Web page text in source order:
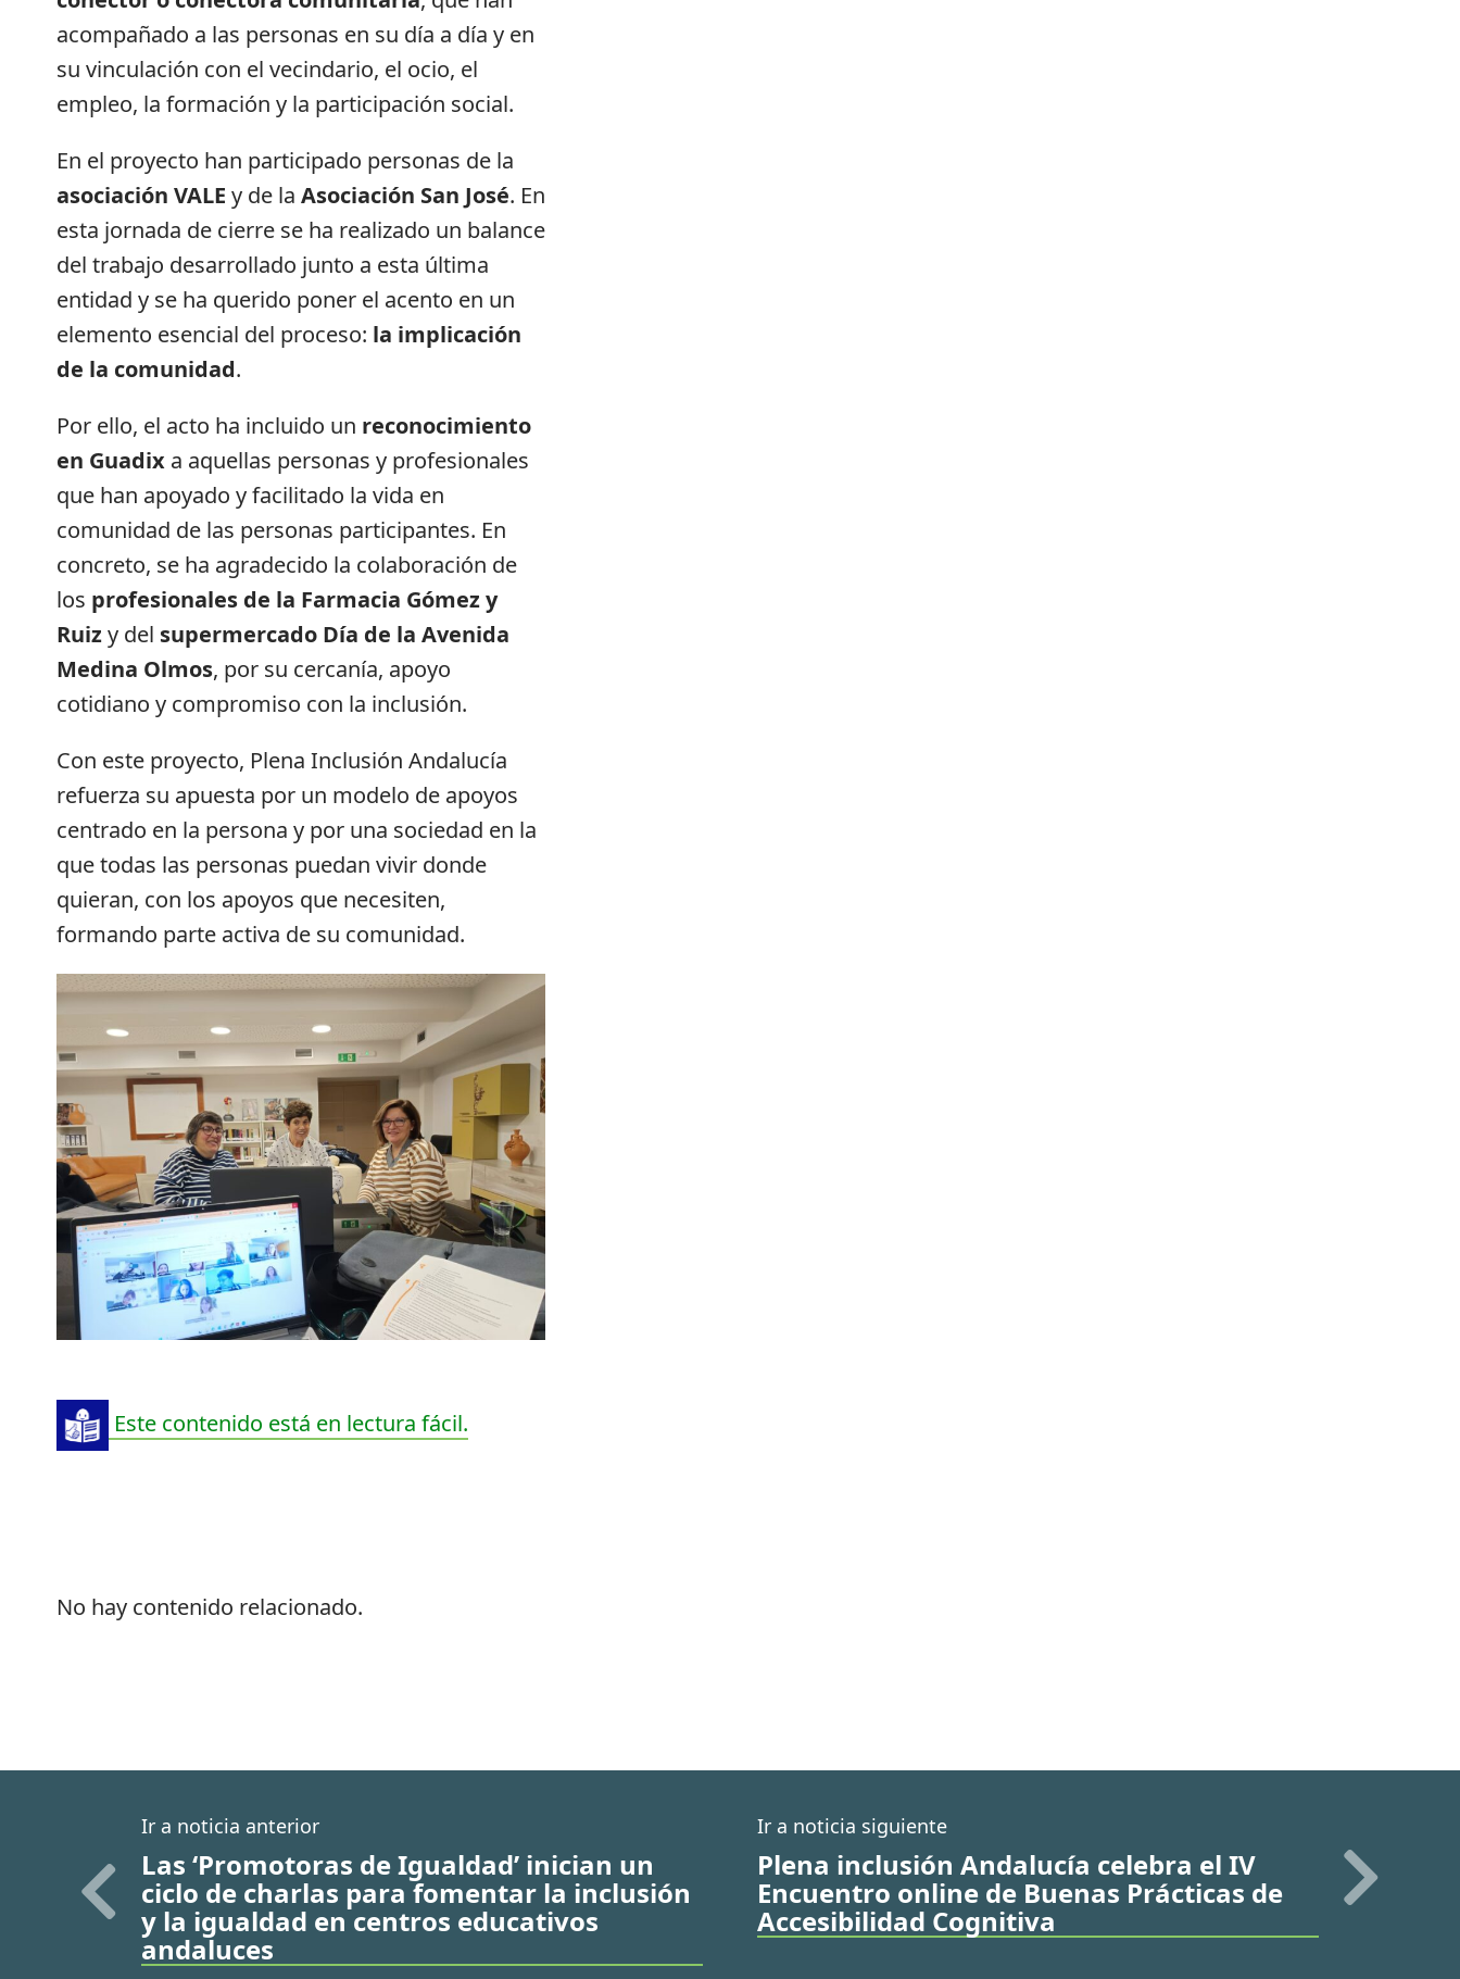
acompañado a las personas en su día a día y en
su vinculación con el vecindario, el ocio, el
empleo, la formación y la participación social.
En el proyecto han participado personas de la
asociación VALE y de la Asociación San José. En
esta jornada de cierre se ha realizado un balance
del trabajo desarrollado junto a esta última
entidad y se ha querido poner el acento en un
elemento esencial del proceso: la implicación
de la comunidad.
Por ello, el acto ha incluido un reconocimiento
en Guadix a aquellas personas y profesionales
que han apoyado y facilitado la vida en
comunidad de las personas participantes. En
concreto, se ha agradecido la colaboración de
los profesionales de la Farmacia Gómez y
Ruizy del supermercado Día de la Avenida
Medina Olmos, por su cercanía, apoyo
cotidiano y compromiso con la inclusión.
Con este proyecto, Plena Inclusión Andalucía
refuerza su apuesta por un modelo de apoyos
centrado en la persona y por una sociedad en la
que todas las personas puedan vivir donde
quieran, con los apoyos que necesiten,
formando parte activa de su comunidad.
Este contenido está en lectura fácil.
No hay contenido relacionado.
Ir a noticia anterior
Las ‘Promotoras de Igualdad’ inician un
ciclo de charlas para fomentar la inclusión
y la igualdad en centros educativos
andaluces
Ir a noticia siguiente
Plena inclusión Andalucía celebra el IV
Encuentro online de Buenas Prácticas de
Accesibilidad Cognitiva